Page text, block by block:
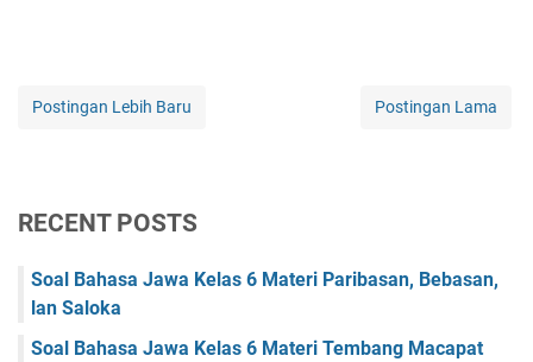
Postingan Lebih Baru Postingan Lama
RECENT POSTS
Soal Bahasa Jawa Kelas 6 Materi Paribasan, Bebasan,
lan Saloka
Soal Bahasa Jawa Kelas 6 Materi Tembang Macapat